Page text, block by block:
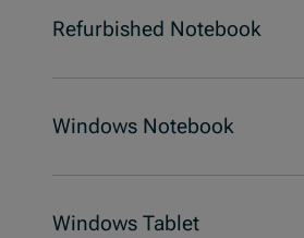
Refurbished Notebook
Windows Notebook
Windows Tablet